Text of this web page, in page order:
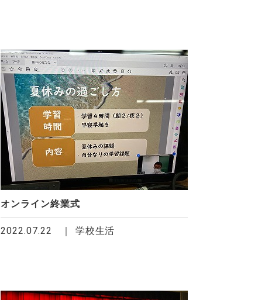
オンライン終業式
2022.07.22 学校生活